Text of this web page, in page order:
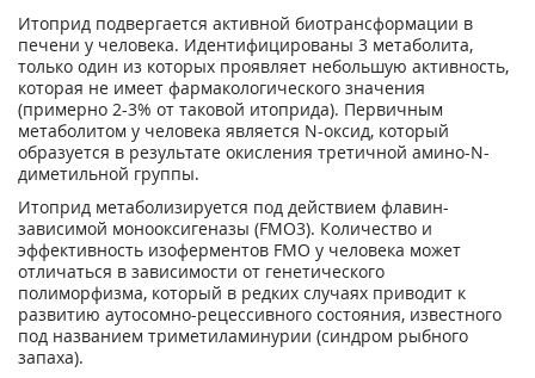
Итоприд подвергается активной биотрансформации в
печени у человека. Идентифицированы 3 метаболита,
только один из которых проявляет небольшую активность,
которая не имеет фармакологического значения
(примерно 2-3% от таковой итоприда). Первичным
метаболитом у человека является N-оксид, который
образуется в результате окисления третичной амино-N-
диметильной группы.
Итоприд метаболизируется под действием флавин-
зависимой монооксигеназы (FMО3). Количество и
эффективность изоферментов FMO у человека может
отличаться в зависимости от генетического
полиморфизма, который в редких случаях приводит к
развитию аутосомно-рецессивного состояния, известного
под названием триметиламинурии (синдром рыбного
запаха).